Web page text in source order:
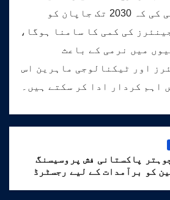
شرکاء نے نشاندہی کی کہ 2030 تک جاپان کو
کی کمی کا سامنا ہوگا،
میں نرمی کے باعث
اور ٹیکنالوجی ماہرین اس
اہم کردار ادا کر سکتے ہیں۔
پاکستانی فش پروسیسنگ
کو برآمدات کے لیے رجسٹرڈ